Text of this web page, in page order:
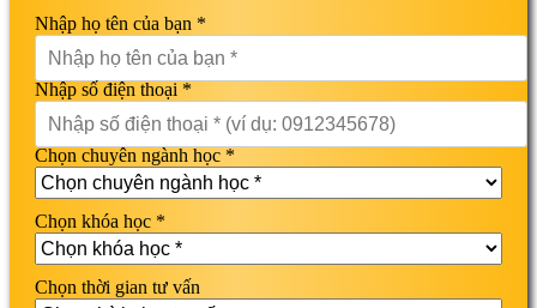
Nhập họ tên của bạn *
Nhập số điện thoại *
Chọn chuyên ngành học *
Chọn khóa học *
Chọn thời gian tư vấn